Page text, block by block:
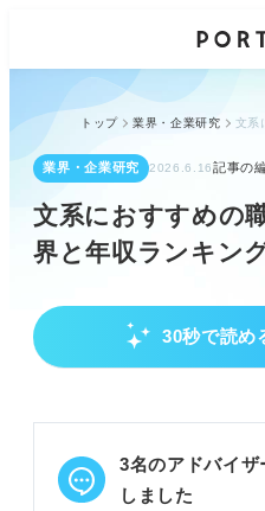
トップ 業界・企業研究
業界・企業研究 2026.6.16記事の
文系におすすめの
界と年収ランキン
30秒で読め
文系就職の全体像と可能
職種に挑戦可能です。
語学力やコミュニケー
3名のアドバイザ
しました